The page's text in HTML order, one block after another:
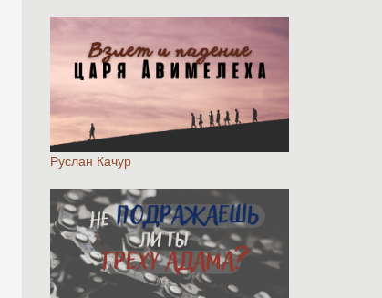
Руслан Качур